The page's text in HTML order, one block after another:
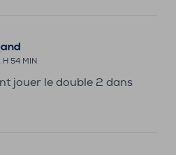
H 54 MIN
jouer le double 2 dans